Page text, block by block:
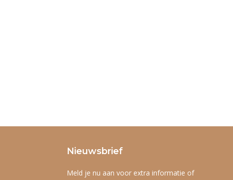
Nieuwsbrief
Meld je nu aan voor extra informatie of